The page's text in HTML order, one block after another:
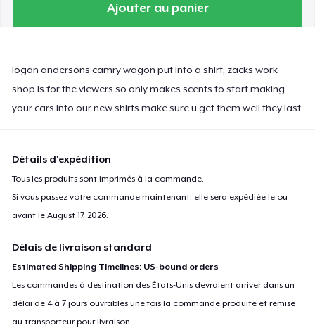
Ajouter au panier
logan andersons camry wagon put into a shirt, zacks work
shop is for the viewers so only makes scents to start making
your cars into our new shirts make sure u get them well they last
Détails d'expédition
Tous les produits sont imprimés à la commande.
Si vous passez votre commande maintenant, elle sera expédiée le ou
avant leAugust 17, 2026.
Délais de livraison standard
Estimated Shipping Timelines: US-bound orders
Les commandes à destination des États-Unis devraient arriver dans un
délai de 4 à 7 jours ouvrables une fois la commande produite et remise
au transporteur pour livraison.